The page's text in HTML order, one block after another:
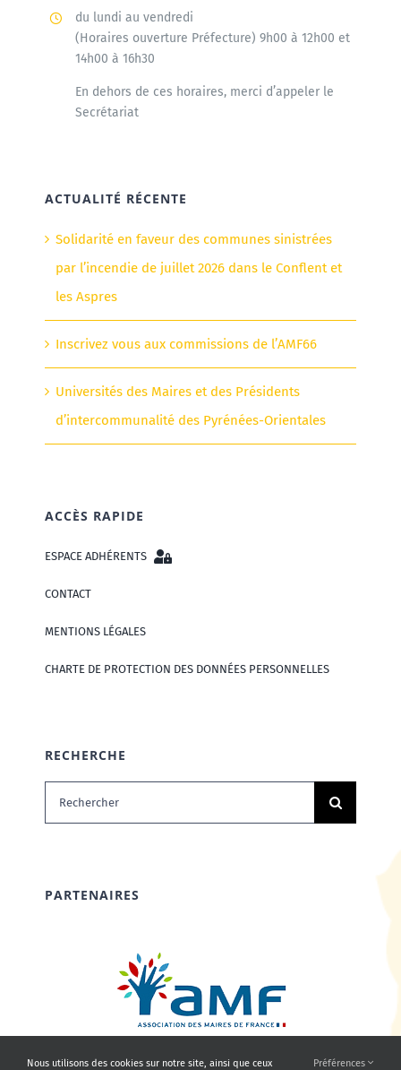
du lundi au vendredi
(Horaires ouverture Préfecture) 9h00 à 12h00 et
14h00 à 16h30
En dehors de ces horaires, merci d’appeler le
Secrétariat
ACTUALITÉ RÉCENTE
Solidarité en faveur des communes sinistrées
par l’incendie de juillet 2026 dans le Conflent et
les Aspres
Inscrivez vous aux commissions de l’AMF66
Universités des Maires et des Présidents
d’intercommunalité des Pyrénées-Orientales
ACCÈS RAPIDE
ESPACE ADHÉRENTS
CONTACT
MENTIONS LÉGALES
CHARTE DE PROTECTION DES DONNÉES PERSONNELLES
RECHERCHE
Rechercher:
PARTENAIRES
Nous utilisons des cookies sur notre site, ainsi que ceux Préférences